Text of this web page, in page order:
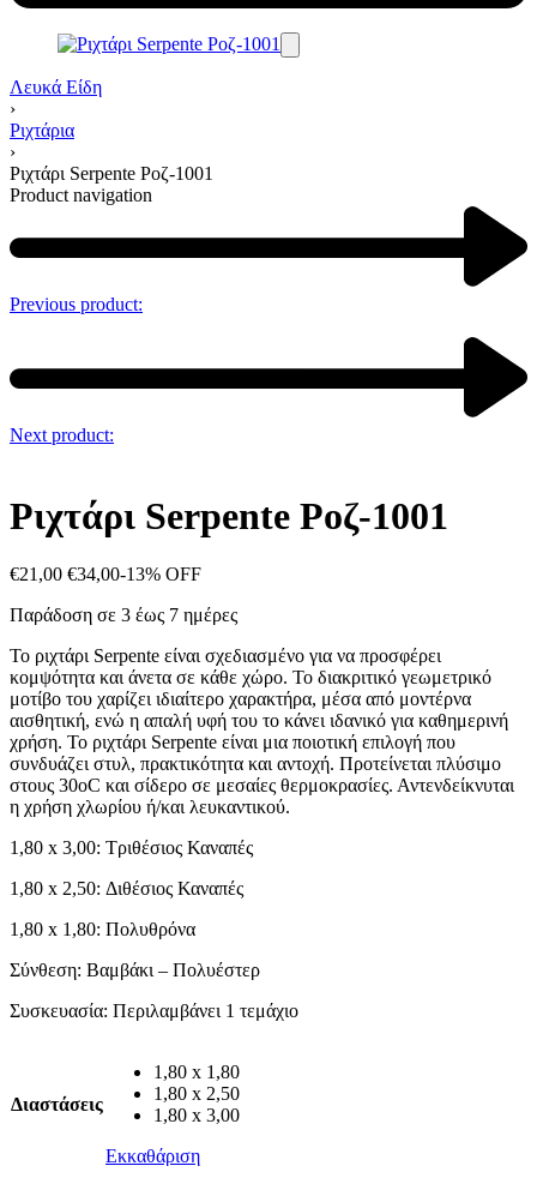
Λευκά Είδη
›
Ριχτάρια
›
Ριχτάρι Serpente Ροζ-1001
Product navigation
Previous product:
Next product:
Ριχτάρι Serpente Ροζ-1001
€21,00 €34,00-13% OFF
Παράδοση σε 3 έως 7 ημέρες
Το ριχτάρι Serpente είναι σχεδιασμένο για να προσφέρει
κομψότητα και άνετα σε κάθε χώρο. Το διακριτικό γεωμετρικό
μοτίβο του χαρίζει ιδιαίτερο χαρακτήρα, μέσα από μοντέρνα
αισθητική, ενώ η απαλή υφή του το κάνει ιδανικό για καθημερινή
χρήση. Το ριχτάρι Serpente είναι μια ποιοτική επιλογή που
συνδυάζει στυλ, πρακτικότητα και αντοχή. Προτείνεται πλύσιμο
στους 30oC και σίδερο σε μεσαίες θερμοκρασίες. Αντενδείκνυται
η χρήση χλωρίου ή/και λευκαντικού.
1,80 x 3,00: Τριθέσιος Καναπές
1,80 x 2,50: Διθέσιος Καναπές
1,80 x 1,80: Πολυθρόνα
Σύνθεση: Βαμβάκι – Πολυέστερ
Συσκευασία: Περιλαμβάνει 1 τεμάχιο
Διαστάσεις
1,80 x 1,80
1,80 x 2,50
1,80 x 3,00
Εκκαθάριση